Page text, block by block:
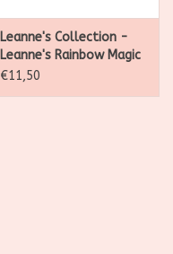
Leanne's Collection -
Leanne's Rainbow Magic
30g
€11,50